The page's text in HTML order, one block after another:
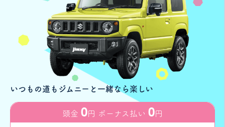
いつもの道もジムニーと一緒なら楽しい
頭金 0円 ボーナス払い 0円